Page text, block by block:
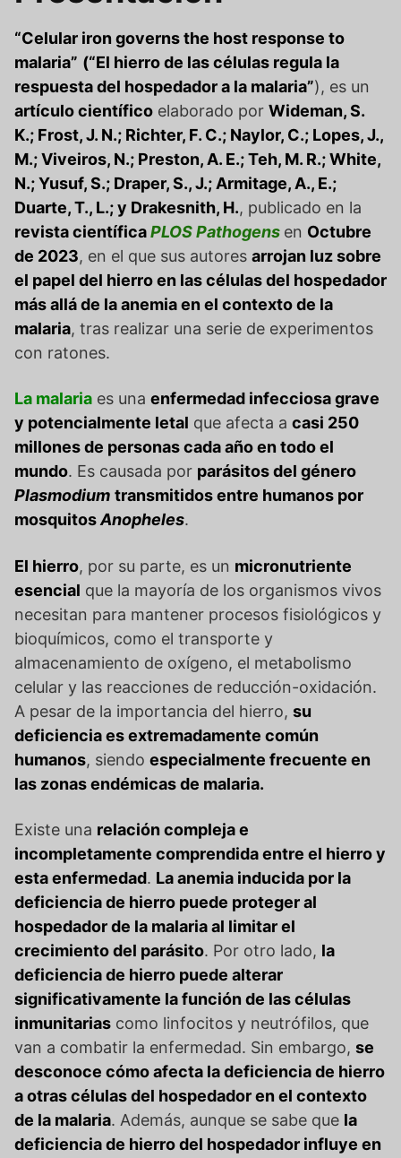
“Celular iron governs the host response to
malaria” (“El hierro de las células regula la
respuesta del hospedador a la malaria”), es un
artículo científico elaborado por Wideman, S.
K.; Frost, J. N.; Richter, F. C.; Naylor, C.; Lopes, J.,
M.; Viveiros, N.; Preston, A. E.; Teh, M. R.; White,
N.; Yusuf, S.; Draper, S., J.; Armitage, A., E.;
Duarte, T., L.; y Drakesnith, H., publicado en la
revista científicaPLOS Pathogens en Octubre
de 2023, en el que sus autores arrojan luz sobre
el papel del hierro en las células del hospedador
más allá de la anemia en el contexto de la
malaria, tras realizar una serie de experimentos
con ratones.
La malaria es una enfermedad infecciosa grave
y potencialmente letal que afecta a casi 250
millones de personas cada año en todo el
mundo. Es causada por parásitos del género
Plasmodium transmitidos entre humanos por
mosquitosAnopheles.
El hierro, por su parte, es un micronutriente
esencial que la mayoría de los organismos vivos
necesitan para mantener procesos fisiológicos y
bioquímicos, como el transporte y
almacenamiento de oxígeno, el metabolismo
celular y las reacciones de reducción-oxidación.
A pesar de la importancia del hierro, su
deficiencia es extremadamente común
humanos, siendo especialmente frecuente en
las zonas endémicas de malaria.
Existe una relación compleja e
incompletamente comprendida entre el hierro y
esta enfermedad. La anemia inducida por la
deficiencia de hierro puede proteger al
hospedador de la malaria al limitar el
crecimiento del parásito. Por otro lado, la
deficiencia de hierro puede alterar
significativamente la función de las células
inmunitarias como linfocitos y neutrófilos, que
van a combatir la enfermedad. Sin embargo, se
desconoce cómo afecta la deficiencia de hierro
a otras células del hospedador en el contexto
de la malaria. Además, aunque se sabe que la
deficiencia de hierro del hospedador influye en